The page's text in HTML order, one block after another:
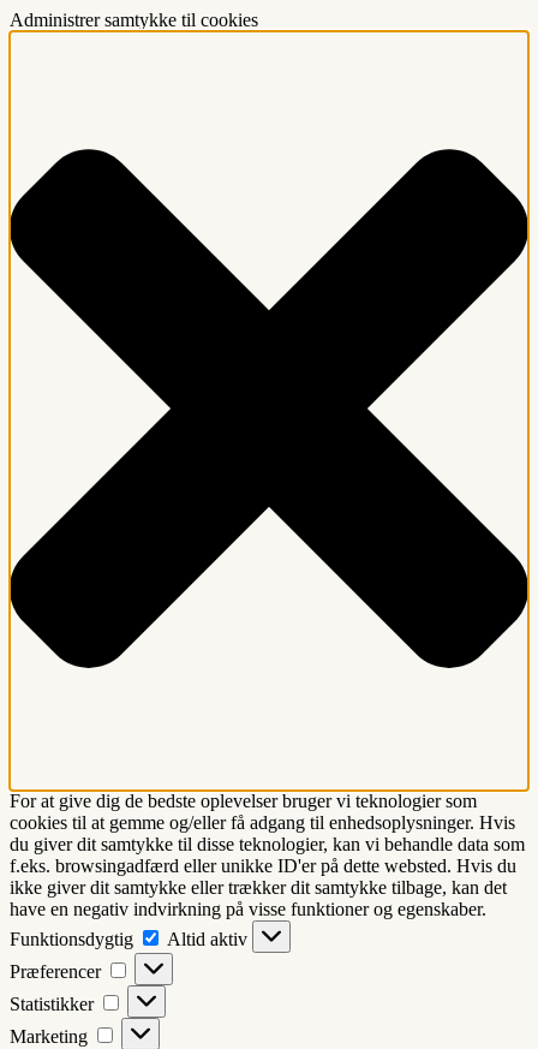
Administrer samtykke til cookies
For at give dig de bedste oplevelser bruger vi teknologier som
cookies til at gemme og/eller få adgang til enhedsoplysninger. Hvis
du giver dit samtykke til disse teknologier, kan vi behandle data som
f.eks. browsingadfærd eller unikke ID'er på dette websted. Hvis du
ikke giver dit samtykke eller trækker dit samtykke tilbage, kan det
have en negativ indvirkning på visse funktioner og egenskaber.
Funktionsdygtig
Funktionsdygtig
Altid aktiv
Præferencer
Præferencer
Statistikker Statistikker
Marketing Marketing